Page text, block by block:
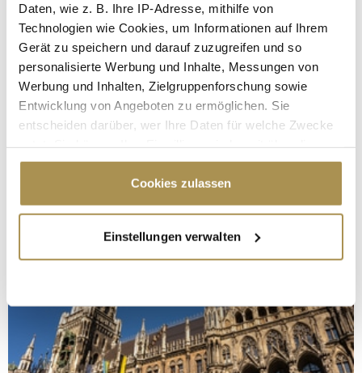
Daten, wie z. B. Ihre IP-Adresse, mithilfe von
Technologien wie Cookies, um Informationen auf Ihrem
Gerät zu speichern und darauf zuzugreifen und so
personalisierte Werbung und Inhalte, Messungen von
Werbung und Inhalten, Zielgruppenforschung sowie
Entwicklung von Angeboten zu ermöglichen. Sie
entscheiden darüber, wer Ihre Daten für welche Zwecke
Cookie-Erklärung oder durch Klicken auf das Privacy
Trigger Symbol ändern oder widerrufen
Informationen über Ihre geografische Lage
erfassen, welche bis auf einige Meter genau sein
bestimmten Merkmalen (Fingerprinting) identifizieren
Erfahren Sie mehr darüber, wie Ihre persönlichen Daten
verarbeitet werden, und legen Sie Ihre Präferenzen im
Cookies zulassen
Einstellungen verwalten